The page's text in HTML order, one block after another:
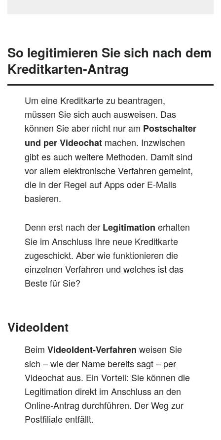
So legitimieren Sie sich nach dem
Kreditkarten-Antrag
Um eine Kreditkarte zu beantragen,
müssen Sie sich auch ausweisen. Das
können Sie aber nicht nur am Postschalter
und per Videochat machen. Inzwischen
gibt es auch weitere Methoden. Damit sind
vor allem elektronische Verfahren gemeint,
die in der Regel auf Apps oder E-Mails
basieren.
Denn erst nach der Legitimation erhalten
Sie im Anschluss Ihre neue Kreditkarte
zugeschickt. Aber wie funktionieren die
einzelnen Verfahren und welches ist das
Beste für Sie?
VideoIdent
Beim VideoIdent-Verfahren weisen Sie
sich – wie der Name bereits sagt – per
Videochat aus. Ein Vorteil: Sie können die
Legitimation direkt im Anschluss an den
Online-Antrag durchführen. Der Weg zur
Postfiliale entfällt.